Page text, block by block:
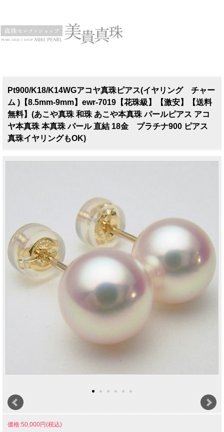
Pt900/K18/K14WGアコヤ真珠ピアス(イヤリング チャー
ム )【8.5mm-9mm】ewr-7019【花珠級】【激安】【送料
無料】(あこや真珠 和珠 あこや本真珠 パールピアス アコ
ヤ本真珠 本真珠 パール 直結 18金 プラチナ900 ピアス
真珠イヤリングもOK)
価格:50,000円(税込)